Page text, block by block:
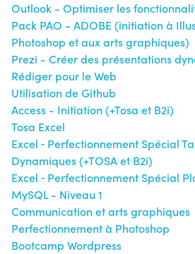
Outlook - Optimiser les
Pack PAO - ADOBE (initiation à
Photoshop et aux arts graphiques)
Prezi - Créer des présentations
Rédiger pour le Web
Utilisation de Github
Access - Initiation (+Tosa et B2i)
Tosa Excel
Excel ‐ Perfectionnement Spécial
Dynamiques (+TOSA et B2i)
Excel ‐ Perfectionnement Spécial
MySQL - Niveau 1
Communication et arts graphiques
Perfectionnement à Photoshop
Bootcamp Wordpress